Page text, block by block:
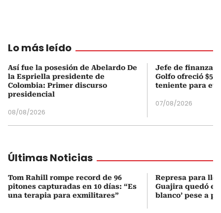
Lo más leído
Así fue la posesión de Abelardo De
la Espriella presidente de
Colombia: Primer discurso
presidencial
08/08/2026
Jefe de finanzas
Golfo ofreció
teniente para
07/08/2026
Últimas Noticias
Tom Rahill rompe record de 96
pitones capturadas en 10 días: “Es
una terapia para exmilitares”
Represa para
Guajira quedó en
blanco’ pese a